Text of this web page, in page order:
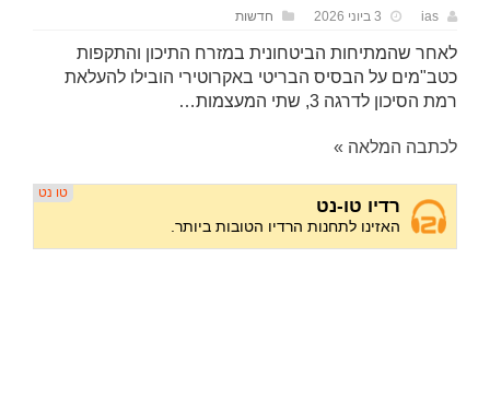
ias 3 ביוני 2026 חדשות
לאחר שהמתיחות הביטחונית במזרח התיכון והתקפות
כטב"מים על הבסיס הבריטי באקרוטירי הובילו להעלאת
רמת הסיכון לדרגה 3, שתי המעצמות…
לכתבה המלאה »